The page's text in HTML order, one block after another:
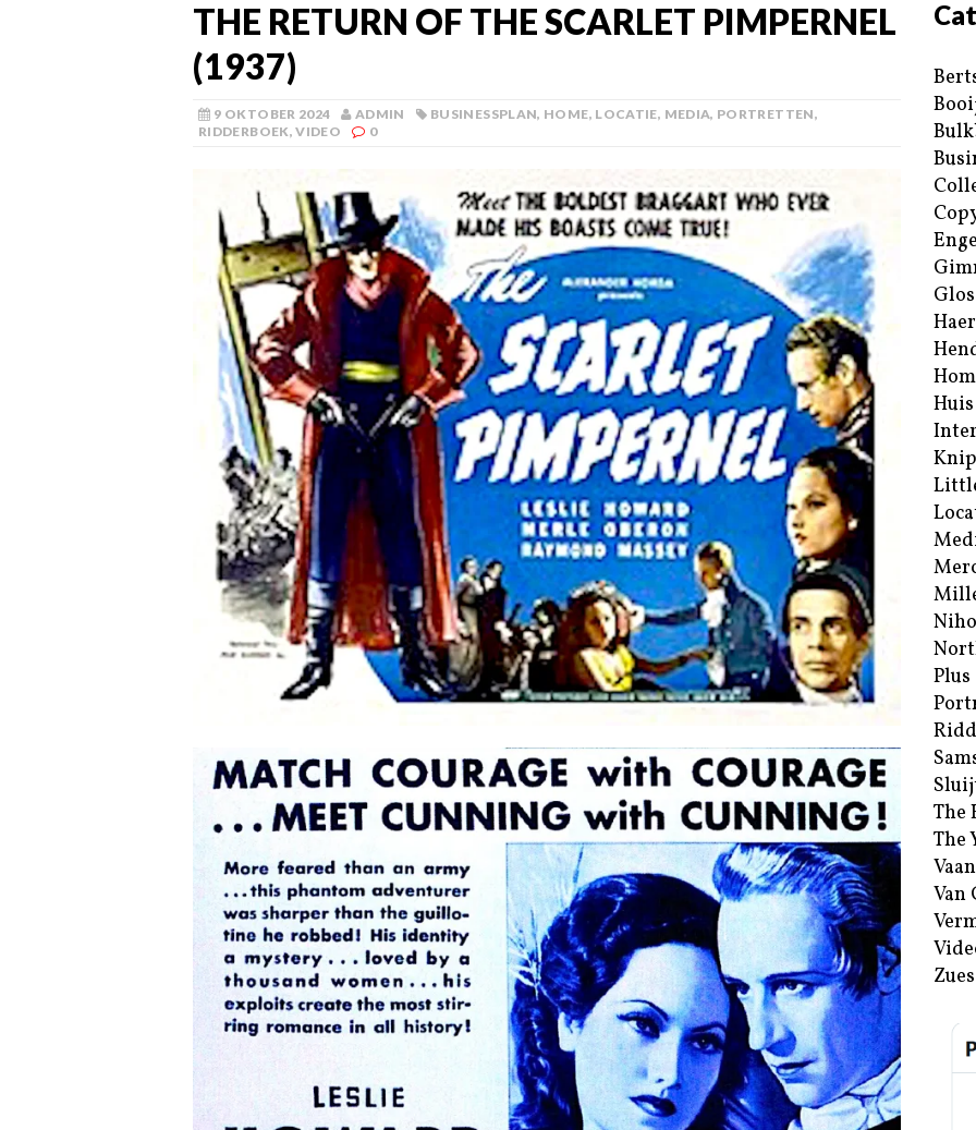
THE RETURN OF THE SCARLET PIMPERNEL
(1937)
9 OKTOBER 2024 ADMIN BUSINESSPLAN, HOME, LOCATIE, MEDIA, PORTRETTEN,
RIDDERBOEK,VIDEO 0
Plus
The
The
Van